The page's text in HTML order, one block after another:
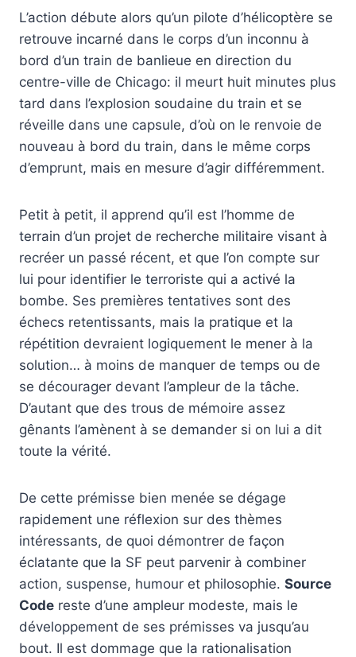
L’action débute alors qu’un pilote d’hélicoptère se
retrouve incarné dans le corps d’un inconnu à
bord d’un train de banlieue en direction du
centre-ville de Chicago: il meurt huit minutes plus
tard dans l’explosion soudaine du train et se
réveille dans une capsule, d’où on le renvoie de
nouveau à bord du train, dans le même corps
d’emprunt, mais en mesure d’agir différemment.
Petit à petit, il apprend qu’il est l’homme de
terrain d’un projet de recherche militaire visant à
recréer un passé récent, et que l’on compte sur
lui pour identifier le terroriste qui a activé la
bombe. Ses premières tentatives sont des
échecs retentissants, mais la pratique et la
répétition devraient logiquement le mener à la
solution… à moins de manquer de temps ou de
se décourager devant l’ampleur de la tâche.
D’autant que des trous de mémoire assez
gênants l’amènent à se demander si on lui a dit
toute la vérité.
De cette prémisse bien menée se dégage
rapidement une réflexion sur des thèmes
intéressants, de quoi démontrer de façon
éclatante que la SF peut parvenir à combiner
action, suspense, humour et philosophie. Source
Code reste d’une ampleur modeste, mais le
développement de ses prémisses va jusqu’au
bout. Il est dommage que la rationalisation